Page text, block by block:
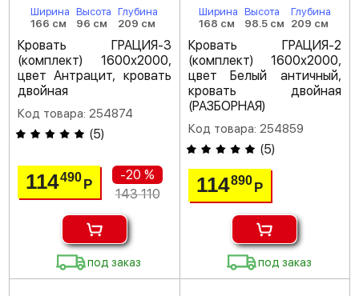
Ширина
166 см
Высота
96 см
Глубина
209 см
Кровать ГРАЦИЯ-3
(комплект) 1600х2000,
цвет Антрацит, кровать
двойная
Код товара: 254874
(5)
114490Р
-20 %
143 110
под заказ
Ширина
168 см
Высота
98.5 см
Глубина
209 см
Кровать ГРАЦИЯ-2
(комплект) 1600х2000,
цвет Белый античный,
кровать двойная
(РАЗБОРНАЯ)
Код товара: 254859
(5)
114890 Р
под заказ